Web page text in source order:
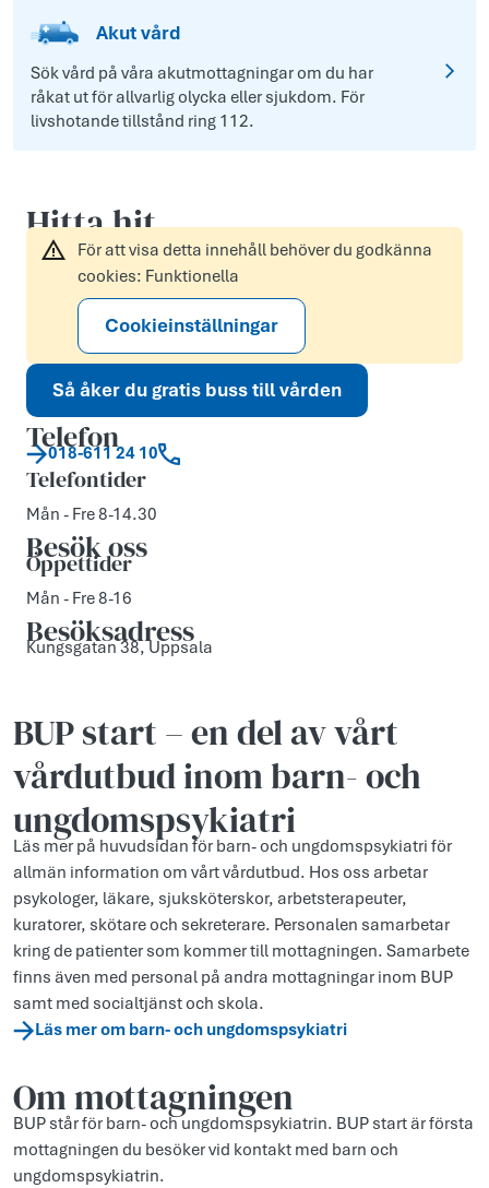
Akut vård
Sök vård på våra akutmottagningar om du har
råkat ut för allvarlig olycka eller sjukdom. För
livshotande tillstånd ring 112.
Hitta hit
För att visa detta innehåll behöver du godkänna
cookies: Funktionella
Cookieinställningar
Så åker du gratis buss till vården
Telefon
018-611 24 10
Telefontider
Mån - Fre 8-14.30
Besök oss
Öppettider
Mån - Fre 8-16
Besöksadress
Kungsgatan 38, Uppsala
BUP start – en del av vårt
vårdutbud inom barn- och
ungdomspsykiatri
Läs mer på huvudsidan för barn- och ungdomspsykiatri för
allmän information om vårt vårdutbud. Hos oss arbetar
psykologer, läkare, sjuksköterskor, arbetsterapeuter,
kuratorer, skötare och sekreterare. Personalen samarbetar
kring de patienter som kommer till mottagningen. Samarbete
finns även med personal på andra mottagningar inom BUP
samt med socialtjänst och skola.
Läs mer om barn- och ungdomspsykiatri
Om mottagningen
BUP står för barn- och ungdomspsykiatrin. BUP start är första
mottagningen du besöker vid kontakt med barn och
ungdomspsykiatrin.